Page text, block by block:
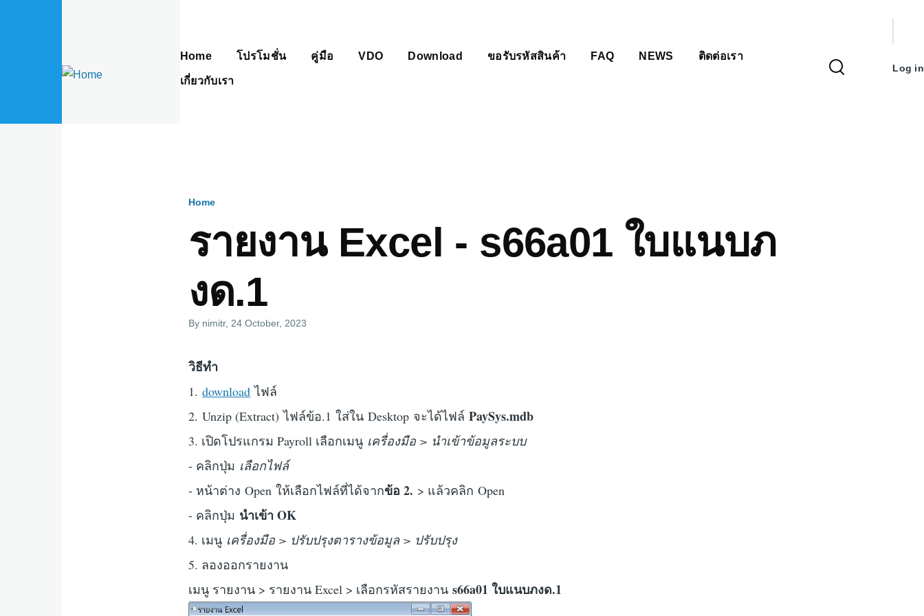
Main
Home โปรโมชั่น คู่มือ VDO Download ขอรับรหัสสินค้า FAQ NEWS ติดต่อเรา
เกี่ยวกับเรา
menu
Log in
Home
รายงาน Excel - s66a01 ใบแนบภ
งด.1
By nimitr, 24 October, 2023
วิธีทำ
1.download ไฟล์
2. Unzip (Extract) ไฟล์ข้อ.1 ใส่ใน Desktop จะได้ไฟล์PaySys.mdb
3. เปิดโปรแกรม Payroll เลือกเมนู เครื่องมือ > นำเข้าข้อมูลระบบ
- คลิกปุ่ม เลือกไฟล์
- หน้าต่าง Open ให้เลือกไฟล์ที่ได้จากข้อ 2. > แล้วคลิก Open
- คลิกปุ่ม นำเข้า OK
4. เมนู เครื่องมือ > ปรับปรุงตารางข้อมูล > ปรับปรุง
5. ลองออกรายงาน
เมนู รายงาน > รายงาน Excel > เลือกรหัสรายงานs66a01 ใบแนบภงด.1